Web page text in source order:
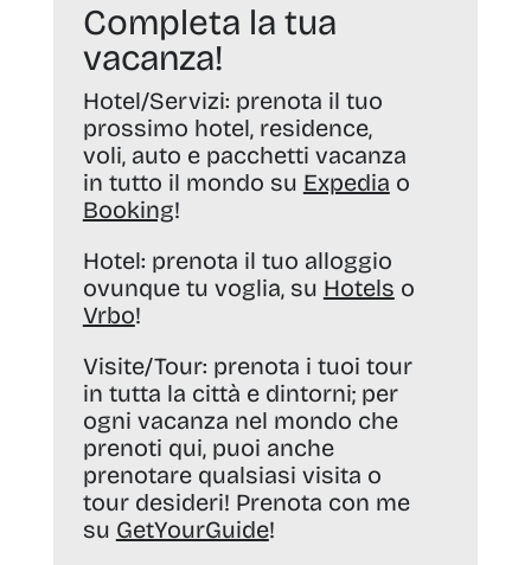
Completa la tua
vacanza!
Hotel/Servizi: prenota il tuo
prossimo hotel, residence,
voli, auto e pacchetti vacanza
in tutto il mondo su Expedia o
Booking!
Hotel: prenota il tuo alloggio
ovunque tu voglia, su Hotels o
Vrbo!
Visite/Tour: prenota i tuoi tour
in tutta la città e dintorni; per
ogni vacanza nel mondo che
prenoti qui, puoi anche
prenotare qualsiasi visita o
tour desideri! Prenota con me
su GetYourGuide!